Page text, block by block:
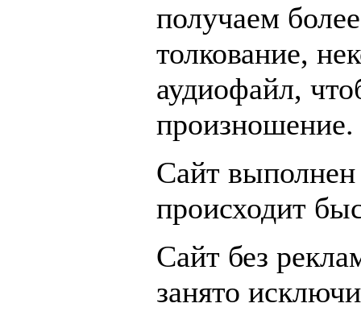
получаем
толкование,
аудиофайл,
произношение.
Сайт
происходит
Сайт без
занято